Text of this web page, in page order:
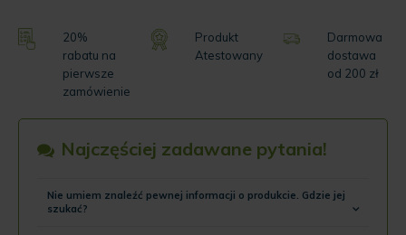
20%
rabatu na
pierwsze
zamówienie
Produkt
Atestowany
Darmowa
dostawa
od 200 zł
Najczęściej zadawane pytania!
Nie umiem znaleźć pewnej informacji o produkcie. Gdzie jej
szukać?